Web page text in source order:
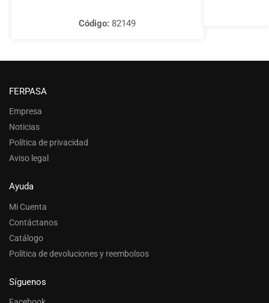
Código: 82149
FERPASA
Empresa
Noticias
Política de privacidad
Aviso legal
Ayuda
Mi Cuenta
Contáctanos
Catálogo
Política de devoluciones y reembolsos
Síguenos